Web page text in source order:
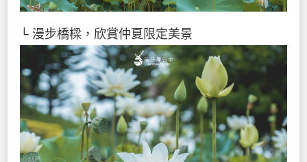
└ 漫步橋樑，欣賞仲夏限定美景